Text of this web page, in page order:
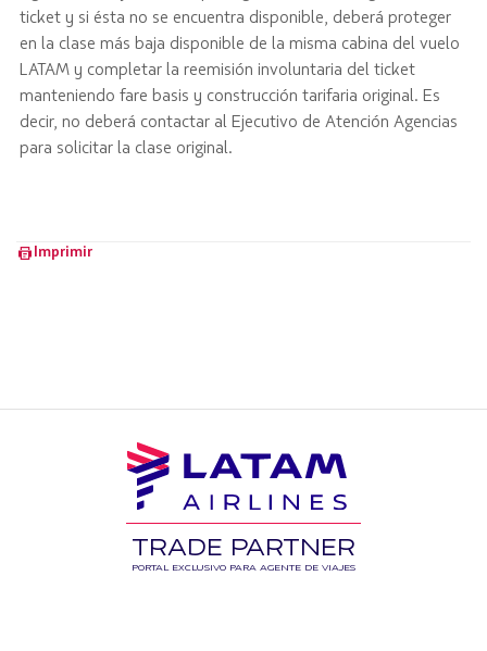
tickety si ésta no se encuentra disponible, deberá proteger
en la clase más baja disponible de la misma cabina del vuelo
LATAM y completar la reemisión involuntaria del ticket
manteniendo fare basis y construcción tarifaria original. Es
decir, no deberá contactar al Ejecutivo de Atención Agencias
para solicitar la clase original.
Imprimir
TRADE PARTNER
PORTAL EXCLUSIVO PARA AGENTE DE VIAJES